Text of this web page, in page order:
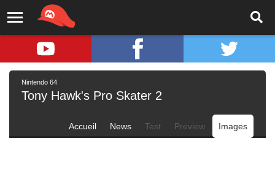
Nintendo 64
Tony Hawk's Pro Skater 2
Accueil News Test Preview Images